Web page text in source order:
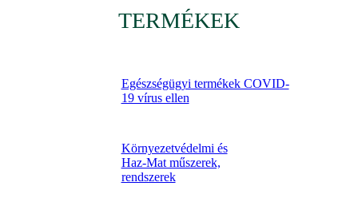
TERMÉKEK
Egészségügyi termékek COVID-
19 vírus ellen
Környezetvédelmi és
Haz-Mat műszerek,
rendszerek